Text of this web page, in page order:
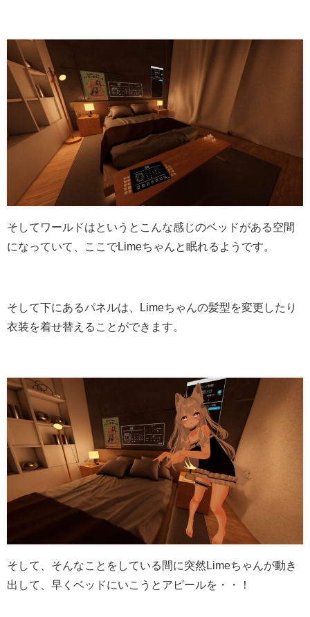
そしてワールドはというとこんな感じのベッドがある空間
になっていて、ここでLimeちゃんと眠れるようです。
そして下にあるパネルは、Limeちゃんの髪型を変更したり
衣装を着せ替えることができます。
そして、そんなことをしている間に突然Limeちゃんが動き
出して、早くベッドにいこうとアピールを・・！